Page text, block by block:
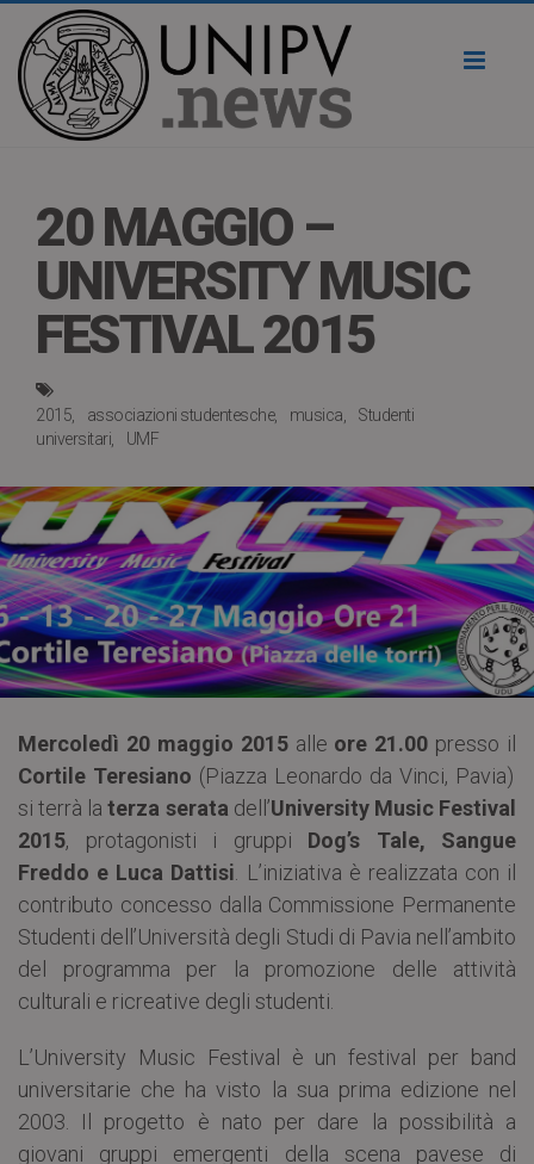
20 MAGGIO –
UNIVERSITY MUSIC
FESTIVAL 2015
2015 associazioni studentesche musica
Studenti
universitari
UMF
Mercoledì 20 maggio 2015alle ore 21.00 presso il
Cortile Teresiano (Piazza Leonardo da Vinci, Pavia)
si terrà laterza serata dell’University Music Festival
2015, protagonisti i gruppi Dog’s Tale, Sangue
Freddo e Luca Dattisi . L’iniziativa è realizzata con il
contributo concesso dalla Commissione Permanente
Studenti dell’Università degli Studi di Pavia nell’ambito
del programma per la promozione delle attività
culturali e ricreative degli studenti.
L’University Music Festival è un festival per band
universitarie che ha visto la sua prima edizione nel
2003. Il progetto è nato per dare la possibilità a
giovani gruppi emergenti della scena pavese di